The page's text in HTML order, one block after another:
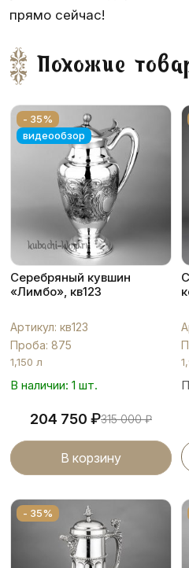
прямо сейчас!
Похожие
- 35%
видеообзор
Серебряный кувшин
«Лимбо», кв123
Артикул: кв123
Проба: 875
1,150 л
В наличии: 1 шт.
204 750 ₽315 000₽
В корзину
- 35%